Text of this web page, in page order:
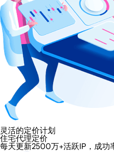
灵活的定价计划
住宅代理定价
每天更新2500万+活跃IP，成功